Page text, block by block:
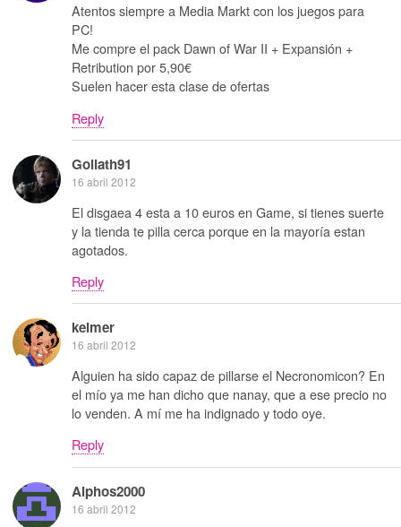
Atentos siempre a Media Markt con los juegos para
PC!
Me compre el pack Dawn of War II + Expansión +
Retribution por 5,90€
Suelen hacer esta clase de ofertas
Reply
Goliath91
16 abril 2012
El disgaea 4 esta a 10 euros en Game, si tienes suerte
y la tienda te pilla cerca porque en la mayoría estan
agotados.
Reply
kelmer
16 abril 2012
Alguien ha sido capaz de pillarse el Necronomicon? En
el mío ya me han dicho que nanay, que a ese precio no
lo venden. A mí me ha indignado y todo oye.
Reply
Alphos2000
16 abril 2012